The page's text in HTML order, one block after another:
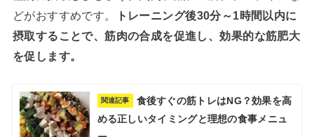
どがおすすめです。
トレーニング後30分～1時間以内に
摂取することで、筋肉の合成を促進し、効果的な筋肥大
を促します。
関連記事
食後すぐの筋トレはNG？効果を高
める正しいタイミングと理想の食事メニュ